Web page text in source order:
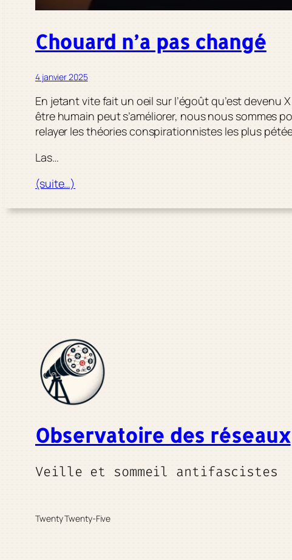
Chouard n’a pas changé
4 janvier 2025
En jetant vite fait un oeil sur l’égoût qu’est devenu
être humain peut s’améliorer, nous nous sommes
relayer les théories conspirationnistes les plus
Las…
(suite…)
Observatoire des réseaux
Veille et sommeil antifascistes
Twenty Twenty-Five